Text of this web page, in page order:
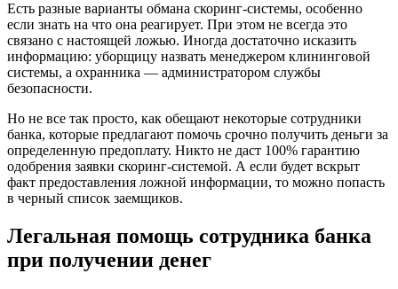
Есть разные варианты обмана скоринг-системы, особенно
если знать на что она реагирует. При этом не всегда это
связано с настоящей ложью. Иногда достаточно исказить
информацию: уборщицу назвать менеджером клининговой
системы, а охранника — администратором службы
безопасности.
Но не все так просто, как обещают некоторые сотрудники
банка, которые предлагают помочь срочно получить деньги за
определенную предоплату. Никто не даст 100% гарантию
одобрения заявки скоринг-системой. А если будет вскрыт
факт предоставления ложной информации, то можно попасть
в черный список заемщиков.
Легальная помощь сотрудника банка
при получении денег